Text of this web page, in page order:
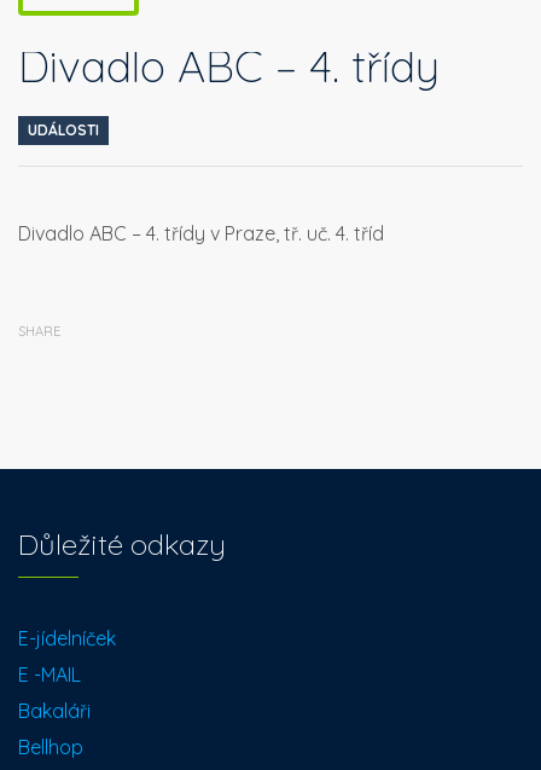
Divadlo ABC – 4. třídy
UDÁLOSTI
Divadlo ABC – 4. třídy v Praze, tř. uč. 4. tříd
SHARE
Důležité odkazy
E-jídelníček
E -MAIL
Bakaláři
Bellhop